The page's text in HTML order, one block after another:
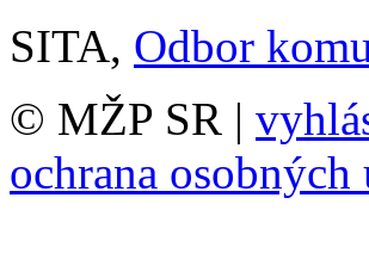
SITA, Odbor
© MŽP SR |
ochrana